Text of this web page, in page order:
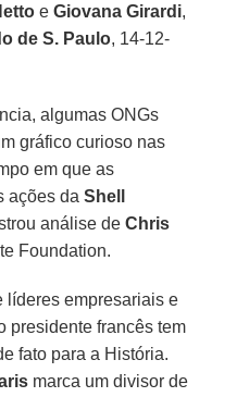
eGiovana Girardi,
de S. Paulo, 14-12-
algumas ONGs
gráfico curioso nas
em que as
ações daShell
análise deChris
Foundation.
líderes empresariais e
presidente francês tem
fato para a História.
marca um divisor de